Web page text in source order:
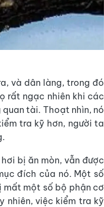
và dân làng, trong đó
rất ngạc nhiên khi các
tài. Thoạt nhìn, nó
tra kỹ hơn, người ta
bị ăn mòn, vẫn được
đích của nó. Một số
mất một số bộ phận cơ
nhiên, việc kiểm tra kỹ